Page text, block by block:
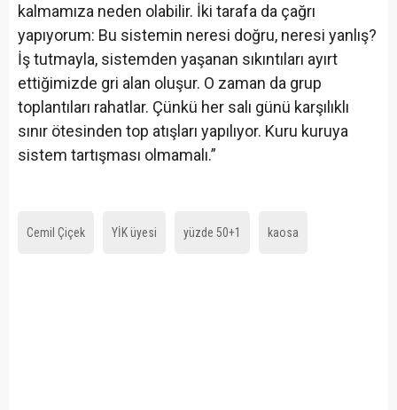
kalmamıza neden olabilir. İki tarafa da çağrı
yapıyorum: Bu sistemin neresi doğru, neresi yanlış?
İş tutmayla, sistemden yaşanan sıkıntıları ayırt
ettiğimizde gri alan oluşur. O zaman da grup
toplantıları rahatlar. Çünkü her salı günü karşılıklı
sınır ötesinden top atışları yapılıyor. Kuru kuruya
sistem tartışması olmamalı.”
Cemil Çiçek YİK üyesi yüzde 50+1 kaosa